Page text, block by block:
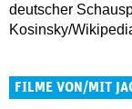
deutscher
Kosinsky/
FILME VON/MIT